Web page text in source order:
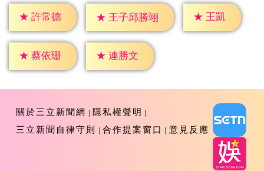
★ 許常德 ★ 王子邱勝翊 ★ 王凱
★ 蔡依珊 ★ 連勝文
關於三立新聞網
隱私權聲明
三立新聞自律守則
合作提案窗口 意見反應